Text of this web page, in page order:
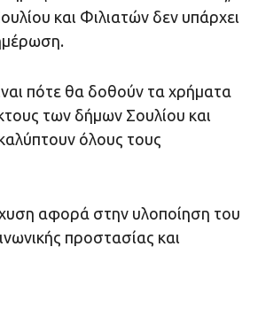
και Φιλιατών δεν υπάρχει
πότε θα δοθούν τα χρήματα
των δήμων Σουλίου και
όλους τους
αφορά στην υλοποίηση του
προστασίας και